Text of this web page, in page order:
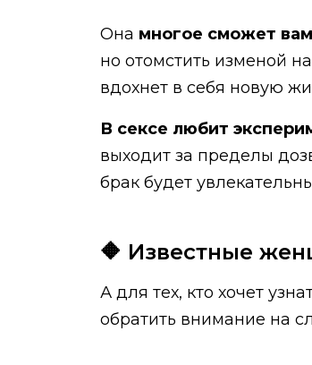
Она многое сможет
но отомстить изменой
вдохнет в себя новую
В сексе любит
выходит за пределы
брак будет
🔶 Известные
А для тех, кто хочет
обратить внимание на